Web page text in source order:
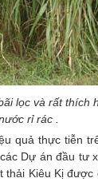
lọc và rất thích
rỉ rác .
quả thực tiễn
Dự án đầu
Kiêu Kị